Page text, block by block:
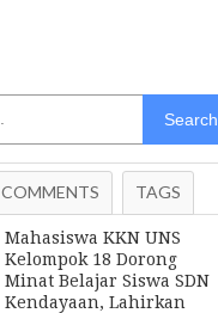
Search
COMMENTS TAGS
Mahasiswa KKN UNS
Kelompok 18 Dorong
Minat Belajar Siswa SDN
Kendayaan, Lahirkan